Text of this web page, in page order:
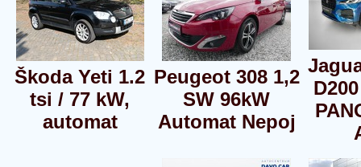
Škoda Yeti 1.2
tsi / 77 kW,
automat
Peugeot 308 1,2
SW 96kW
Automat Nepoj